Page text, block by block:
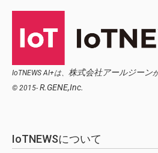
IoTNEWS AI+は、 株式会社アールジーン
© 2015- R.GENE,Inc.
IoTNEWSについて